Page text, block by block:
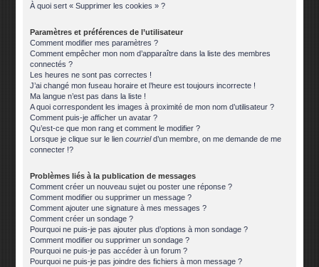
À quoi sert « Supprimer les cookies » ?
Paramètres et préférences de l’utilisateur
Comment modifier mes paramètres ?
Comment empêcher mon nom d’apparaître dans la liste des membres
connectés ?
Les heures ne sont pas correctes !
J’ai changé mon fuseau horaire et l’heure est toujours incorrecte !
Ma langue n’est pas dans la liste !
A quoi correspondent les images à proximité de mon nom d’utilisateur ?
Comment puis-je afficher un avatar ?
Qu’est-ce que mon rang et comment le modifier ?
Lorsque je clique sur le liencourrield’un membre, on me demande de me
connecter !?
Problèmes liés à la publication de messages
Comment créer un nouveau sujet ou poster une réponse ?
Comment modifier ou supprimer un message ?
Comment ajouter une signature à mes messages ?
Comment créer un sondage ?
Pourquoi ne puis-je pas ajouter plus d’options à mon sondage ?
Comment modifier ou supprimer un sondage ?
Pourquoi ne puis-je pas accéder à un forum ?
Pourquoi ne puis-je pas joindre des fichiers à mon message ?